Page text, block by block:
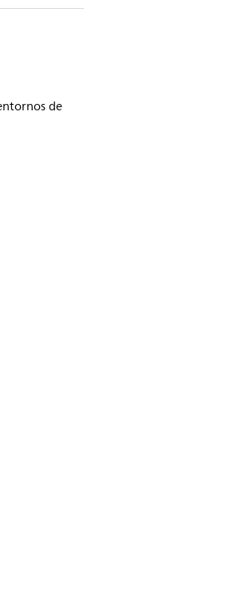
de